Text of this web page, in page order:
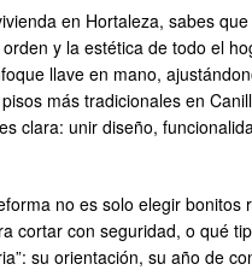
en Hortaleza, sabes
y la estética de todo el
llave en mano,
más tradicionales en
clara: unir diseño,
no es solo elegir
cortar con seguridad, o qué
su orientación, su año de